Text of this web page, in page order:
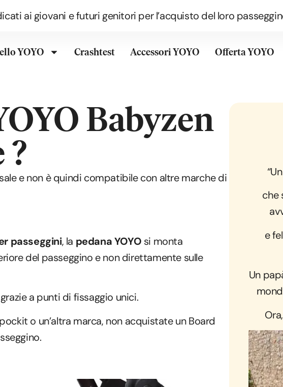
ai giovani e futuri genitori per l’acquisto del loro
YOYO Crashtest Accessori YOYO Offerta YOYO
Babyzen
?
e non è quindi compatibile con altre marche di
passeggini, la pedana YOYO si monta
del passeggino e non direttamente sulle
a punti di fissaggio unici.
o un’altra marca, non acquistate un Board
“Un
che
e
Un